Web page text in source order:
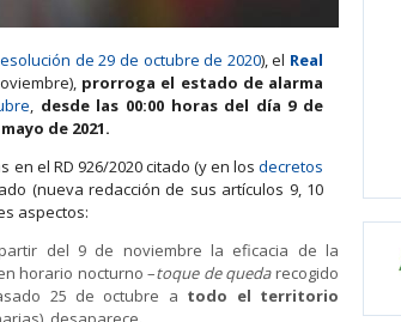
de 29 de octubre de 2020), el Real
prorroga el estado de alarma
desde las 00:00 horas del día 9 de
de 2021.
el RD 926/2020 citado (y en los decretos
(nueva redacción de sus artículos 9, 10
aspectos:
del 9 de noviembre la eficacia de la
horario nocturno –toque de quedarecogido
25 de octubre a todo el territorio